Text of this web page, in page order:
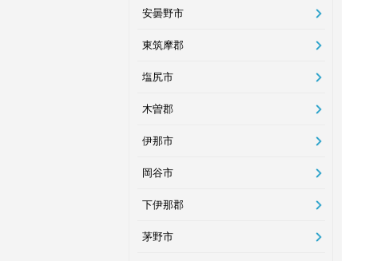
安曇野市
東筑摩郡
塩尻市
木曽郡
伊那市
岡谷市
下伊那郡
茅野市